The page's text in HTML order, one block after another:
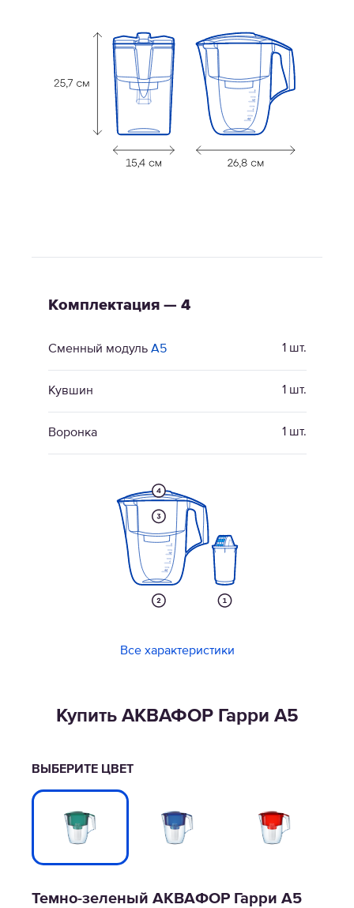
Комплектация — 4
Сменный модуль А5 1 шт.
Кувшин 1 шт.
Воронка 1 шт.
Все характеристики
Купить АКВАФОР Гарри А5
ВЫБЕРИТЕ ЦВЕТ
Темно-зеленый АКВАФОР Гарри А5